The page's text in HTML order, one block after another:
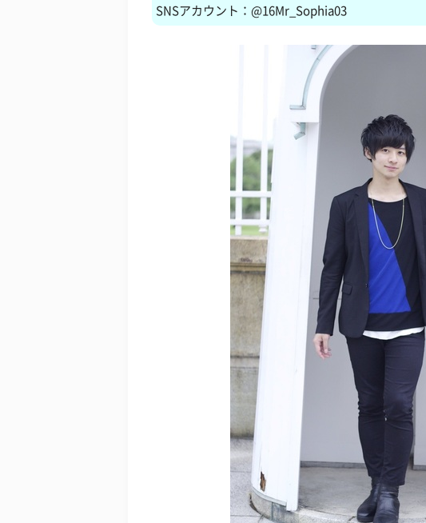
SNSアカウント：@16Mr_Sophia03